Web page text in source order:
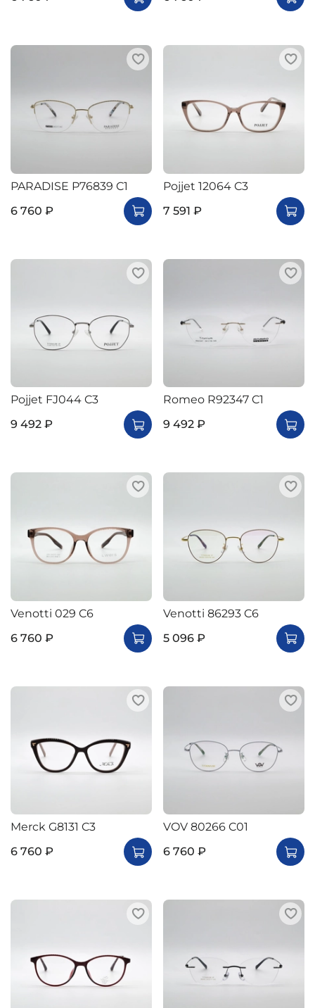
PARADISE P76839 C1
6 760 ₽
Pojjet 12064 C3
7 591 ₽
Pojjet FJ044 C3
9 492 ₽
Romeo R92347 C1
9 492 ₽
Venotti 029 C6
6 760 ₽
Venotti 86293 C6
5 096 ₽
Merck G8131 C3
6 760 ₽
VOV 80266 C01
6 760 ₽